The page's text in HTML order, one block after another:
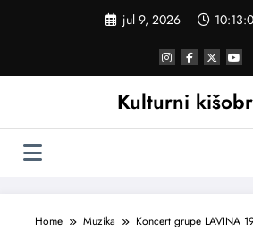
jul 9, 2026
Kulturni
Home Muzika Koncert grupe LAVINA